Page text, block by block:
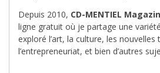
Depuis 2010, CD-MENTIEL
ligne gratuit où je partage une variété
exploré l’art, la culture, les nouvelles
l’entrepreneuriat, et bien d’autres